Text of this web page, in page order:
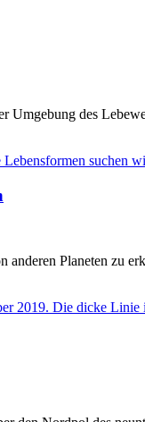
des
Planeten zu